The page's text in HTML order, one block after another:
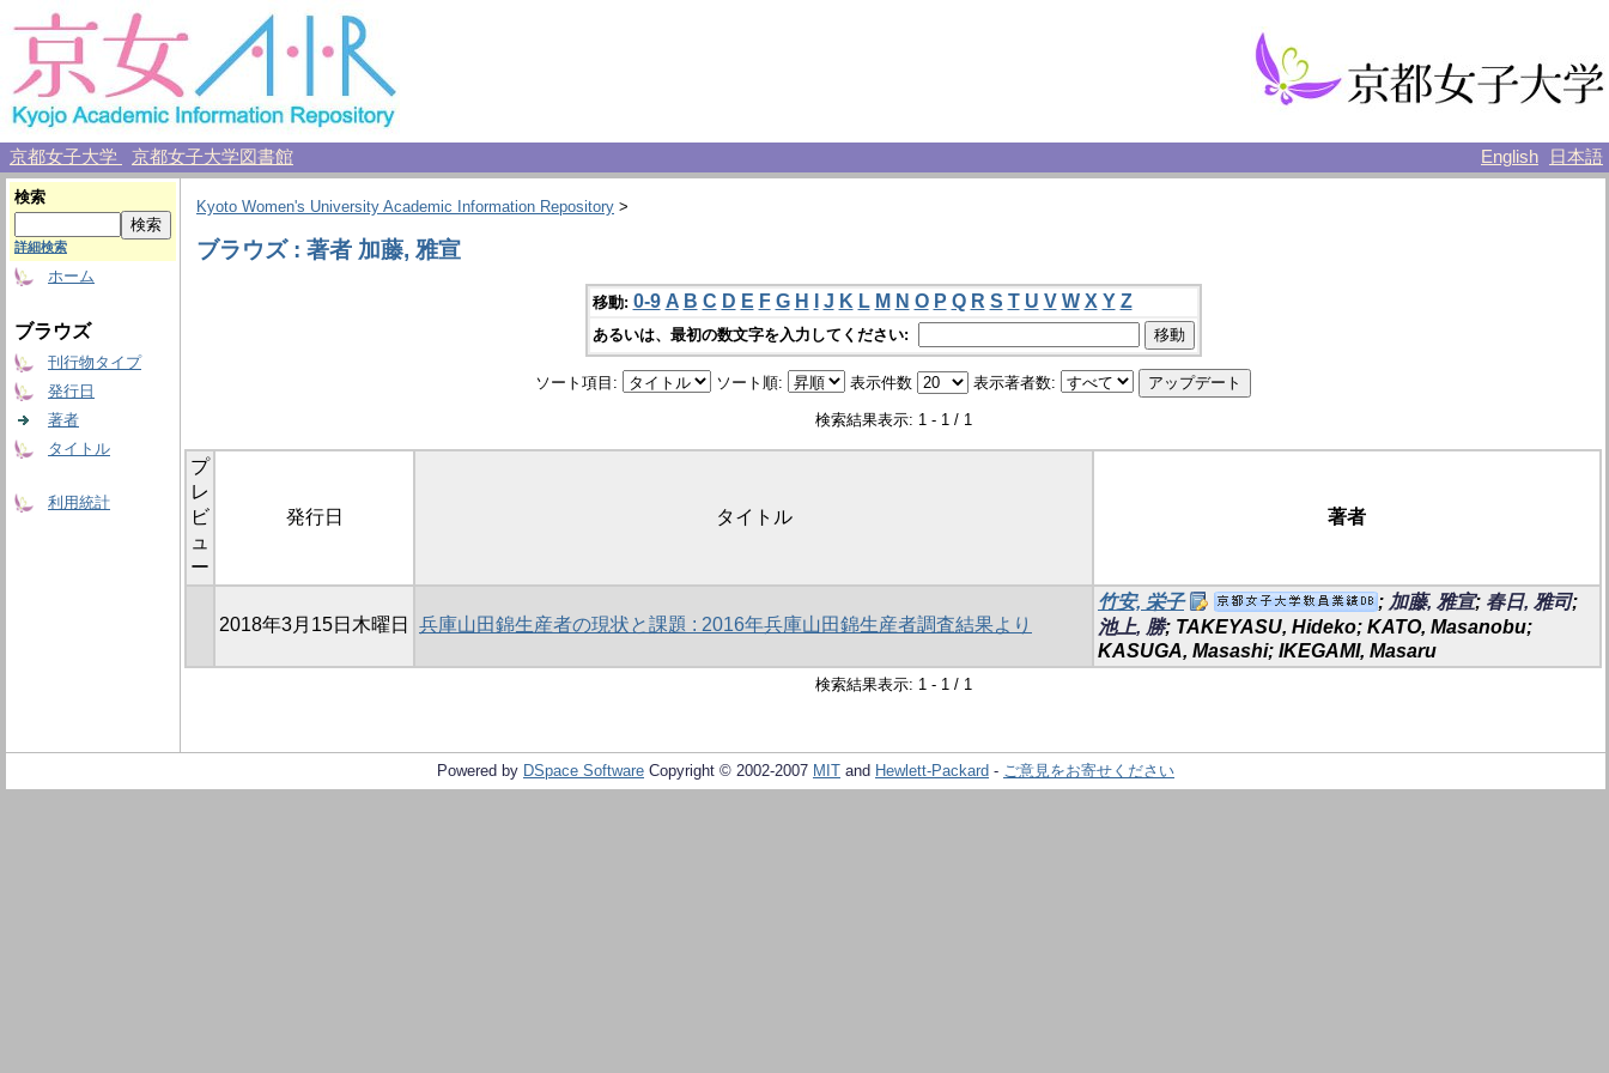
京都女子大学 京都女子大学図書館 English 日本語
検索
詳細検索
ホーム
ブラウズ
刊行物タイプ
発行日
著者
タイトル
利用統計
Kyoto Women's University Academic Information Repository >
ブラウズ : 著者 加藤, 雅宣
移動: 0-9 A B C D E F G H J K L M N O P Q R S T U V W X Y Z
あるいは、最初の数文字を入力してください:
ソート項目: ソート順: 表示件数 表示著者数:
検索結果表示: 1 - 1 / 1
プ
レ
ビ
ュ
ー
発行日 タイトル 著者
2018年3月15日木曜日 兵庫山田錦生産者の現状と課題 : 2016年兵庫山田錦生産者調査結果より
竹安, 栄子 ; 加藤, 雅宣; 春日, 雅司;
池上, 勝; TAKEYASU, Hideko; KATO, Masanobu;
KASUGA, Masashi; IKEGAMI, Masaru
検索結果表示: 1 - 1 / 1
Powered by DSpace Software Copyright © 2002-2007 MIT and Hewlett-Packard - ご意見をお寄せください